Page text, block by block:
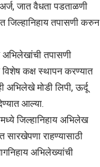
जात वैधता पडताळणी
तपासणी करुन
अभिलेखांची तपासणी
विशेष कक्ष स्‍थापन करण्‍यात
अभिलेखे मोडी लिपी, ऊर्दू
आल्‍या.
जिल्‍हानिहाय अभिलेख
राहण्‍यासाठी
अभिलेख्‍यांची